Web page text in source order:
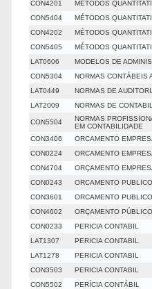
CON4201
MÉTODOS
CON5404
MÉTODOS
CON4202
MÉTODOS
CON5405
MÉTODOS
LAT0606
MODELOS DE
CON5304
NORMAS CONTÁBEIS
LAT0449
NORMAS DE
LAT2009
NORMAS DE
CON5504
NORMAS
EM CONTABILIDADE
CON3406
ORCAMENTO
CON0224
ORCAMENTO
CON4704
ORÇAMENTO
CON0243
ORCAMENTO PUBLICO
CON3601
ORCAMENTO PUBLICO
CON4602
ORÇAMENTO PÚBLICO
CON0233
PERICIA CONTABIL
LAT1307
PERICIA CONTABIL
LAT1278
PERICIA CONTABIL
CON3503
PERICIA CONTABIL
CON5502
PERÍCIA CONTÁBIL